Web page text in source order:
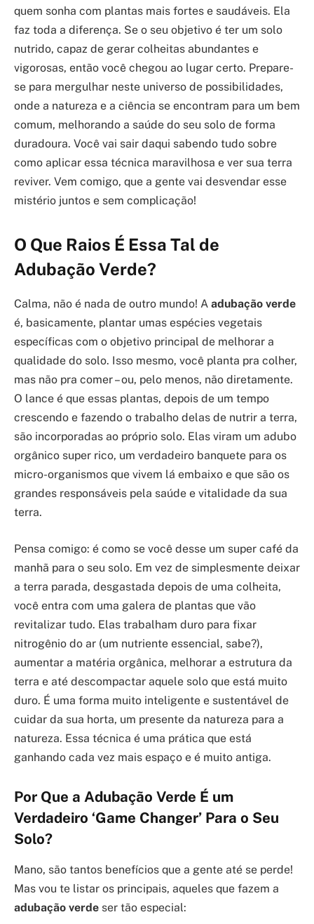
quem sonha com plantas mais fortes e saudáveis. Ela
faz toda a diferença. Se o seu objetivo é ter um solo
nutrido, capaz de gerar colheitas abundantes e
vigorosas, então você chegou ao lugar certo. Prepare-
se para mergulhar neste universo de possibilidades,
onde a natureza e a ciência se encontram para um bem
comum, melhorando a saúde do seu solo de forma
duradoura. Você vai sair daqui sabendo tudo sobre
como aplicar essa técnica maravilhosa e ver sua terra
reviver. Vem comigo, que a gente vai desvendar esse
mistério juntos e sem complicação!
O Que Raios É Essa Tal de
Adubação Verde?
Calma, não é nada de outro mundo! A adubação verde
é, basicamente, plantar umas espécies vegetais
específicas com o objetivo principal de melhorar a
qualidade do solo. Isso mesmo, você planta pra colher,
mas não pra comer – ou, pelo menos, não diretamente.
O lance é que essas plantas, depois de um tempo
crescendo e fazendo o trabalho delas de nutrir a terra,
são incorporadas ao próprio solo. Elas viram um adubo
orgânico super rico, um verdadeiro banquete para os
micro-organismos que vivem lá embaixo e que são os
grandes responsáveis pela saúde e vitalidade da sua
terra.
Pensa comigo: é como se você desse um super café da
manhã para o seu solo. Em vez de simplesmente deixar
a terra parada, desgastada depois de uma colheita,
você entra com uma galera de plantas que vão
revitalizar tudo. Elas trabalham duro para fixar
nitrogênio do ar (um nutriente essencial, sabe?),
aumentar a matéria orgânica, melhorar a estrutura da
terra e até descompactar aquele solo que está muito
duro. É uma forma muito inteligente e sustentável de
cuidar da sua horta, um presente da natureza para a
natureza. Essa técnica é uma prática que está
ganhando cada vez mais espaço e é muito antiga.
Por Que a Adubação Verde É um
Verdadeiro ‘Game Changer’ Para o Seu
Solo?
Mano, são tantos benefícios que a gente até se perde!
Mas vou te listar os principais, aqueles que fazem a
adubação verde ser tão especial: